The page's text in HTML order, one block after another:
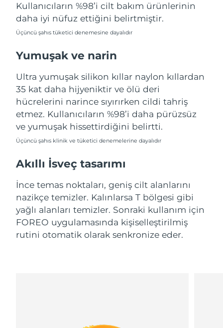
Kullanıcıların %98’i cilt bakım ürünlerinin
daha iyi nüfuz ettiğini belirtmiştir.
Üçüncü şahıs tüketici denemesine dayalıdır
Yumuşak ve narin
Ultra yumuşak silikon kıllar naylon kıllardan
35 kat daha hijyeniktir ve ölü deri
hücrelerini narince sıyırırken cildi tahriş
etmez. Kullanıcıların %98’i daha pürüzsüz
ve yumuşak hissettirdiğini belirtti.
Üçüncü şahıs klinik ve tüketici denemelerine dayalıdır
Akıllı İsveç tasarımı
İnce temas noktaları, geniş cilt alanlarını
nazikçe temizler. Kalınlarsa T bölgesi gibi
yağlı alanları temizler. Sonraki kullanım için
FOREO uygulamasında kişiselleştirilmiş
rutini otomatik olarak senkronize eder.
Türkiye
Birleşik Arap
Amerika Birleşik
Devletleri
Tahmini teslim tarihi8/10/26
Özbekistan Tahmini teslim tarihi